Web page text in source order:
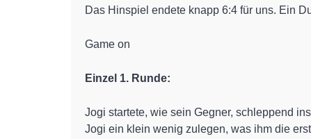
Das Hinspiel endete knapp 6:4 für uns. Ein
Game on
Einzel 1. Runde:
Jogi startete, wie sein Gegner, schleppend
Jogi ein klein wenig zulegen, was ihm die